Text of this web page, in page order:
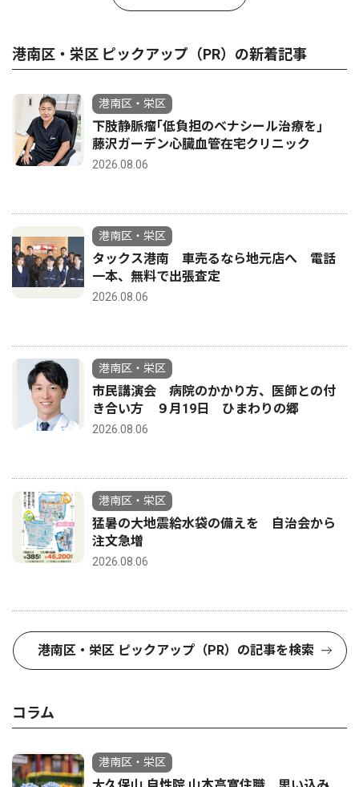
港南区・栄区 ピックアップ（PR）の新着記事
港南区・栄区
下肢静脈瘤｢低負担のベナシール治療を｣
藤沢ガーデン心臓血管在宅クリニック
2026.08.06
港南区・栄区
タックス港南 車売るなら地元店へ 電話
一本、無料で出張査定
2026.08.06
港南区・栄区
市民講演会 病院のかかり方、医師との付
き合い方 ９月19日 ひまわりの郷
2026.08.06
港南区・栄区
猛暑の大地震給水袋の備えを 自治会から
注文急増
2026.08.06
港南区・栄区 ピックアップ（PR）の記事を検索
コラム
港南区・栄区